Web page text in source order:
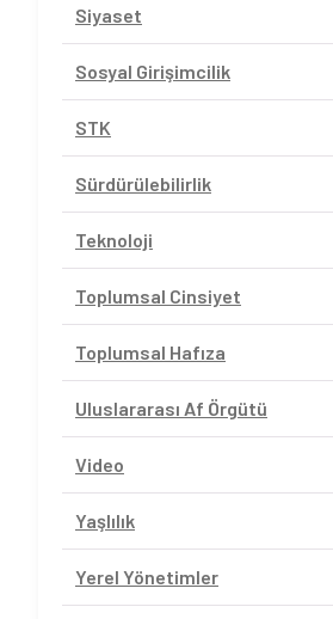
Siyaset
Sosyal Girişimcilik
STK
Sürdürülebilirlik
Teknoloji
Toplumsal Cinsiyet
Toplumsal Hafıza
Uluslararası Af Örgütü
Video
Yaşlılık
Yerel Yönetimler